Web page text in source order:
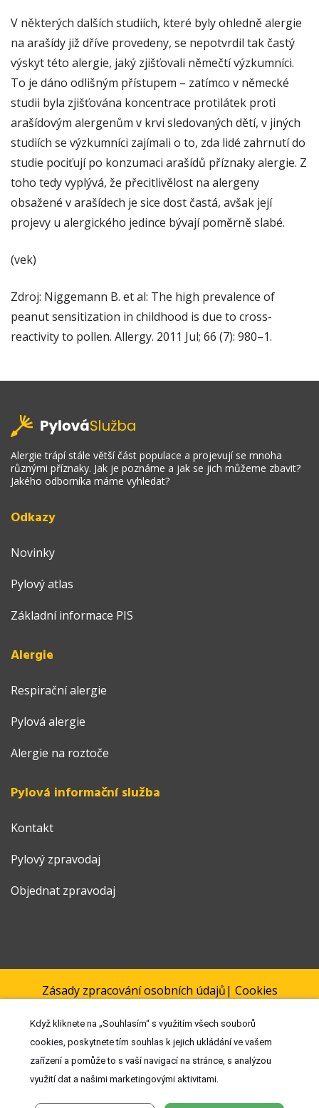
V některých dalších studiích, které byly ohledně alergie
na arašídy již dříve provedeny, se nepotvrdil tak častý
výskyt této alergie, jaký zjišťovali němečtí výzkumníci.
To je dáno odlišným přístupem – zatímco v německé
studii byla zjišťována koncentrace protilátek proti
arašídovým alergenům v krvi sledovaných dětí, v jiných
studiích se výzkumníci zajímali o to, zda lidé zahrnutí do
studie pociťují po konzumaci arašídů příznaky alergie. Z
toho tedy vyplývá, že přecitlivělost na alergeny
obsažené v arašídech je sice dost častá, avšak její
projevy u alergického jedince bývají poměrně slabé.
(vek)
Zdroj: Niggemann B. et al: The high prevalence of
peanut sensitization in childhood is due to cross-
reactivity to pollen. Allergy. 2011 Jul; 66 (7): 980–1.
Alergie trápí stále větší část populace a projevují se mnoha
různými příznaky. Jak je poznáme a jak se jich můžeme zbavit?
Jakého odborníka máme vyhledat?
Odkazy
Novinky
Pylový atlas
Základní informace PIS
Alergie
Respirační alergie
Pylová alergie
Alergie na roztoče
Pylová informační služba
Kontakt
Pylový zpravodaj
Objednat zpravodaj
Zásady zpracování osobních údajů| Cookies
© 2022 MUDr. Ondřej Rybníček | Vytvořil a spravuje
| ISSN 1802-5587 | Reklamní sdělení
Když kliknete na „Souhlasím“ s využitím všech souborů
cookies, poskytnete tím souhlas k jejich ukládání ve vašem
zařízení a pomůže to s vaší navigací na stránce, s analýzou
využití dat a našimi marketingovými aktivitami.